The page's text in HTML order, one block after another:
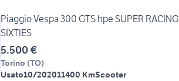
Piaggio Vespa 300 GTS hpe SUPER RACING
SIXTIES
5.500 €
Torino (TO)
Usato10/202011400 KmScooter